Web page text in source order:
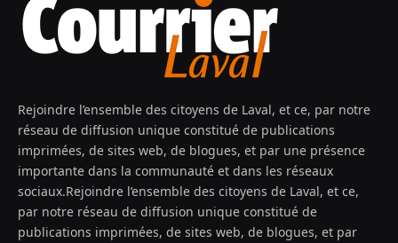
Rejoindre l’ensemble des citoyens de Laval, et ce, par notre
réseau de diffusion unique constitué de publications
imprimées, de sites web, de blogues, et par une présence
importante dans la communauté et dans les réseaux
sociaux.Rejoindre l’ensemble des citoyens de Laval, et ce,
par notre réseau de diffusion unique constitué de
publications imprimées, de sites web, de blogues, et par